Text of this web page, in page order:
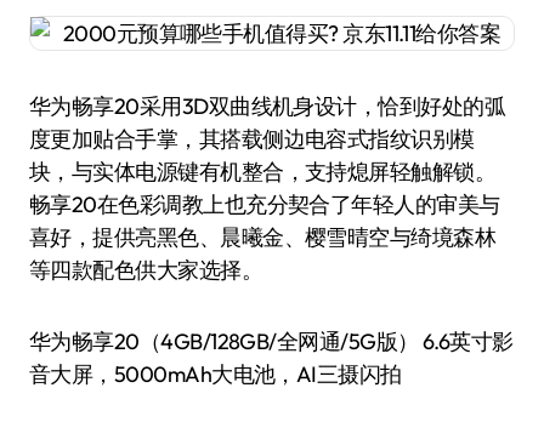
华为畅享20采用3D双曲线机身设计，恰到好处的弧
度更加贴合手掌，其搭载侧边电容式指纹识别模
块，与实体电源键有机整合，支持熄屏轻触解锁。
畅享20在色彩调教上也充分契合了年轻人的审美与
喜好，提供亮黑色、晨曦金、樱雪晴空与绮境森林
等四款配色供大家选择。
华为畅享20（4GB/128GB/全网通/5G版） 6.6英寸影
音大屏，5000mAh大电池，AI三摄闪拍